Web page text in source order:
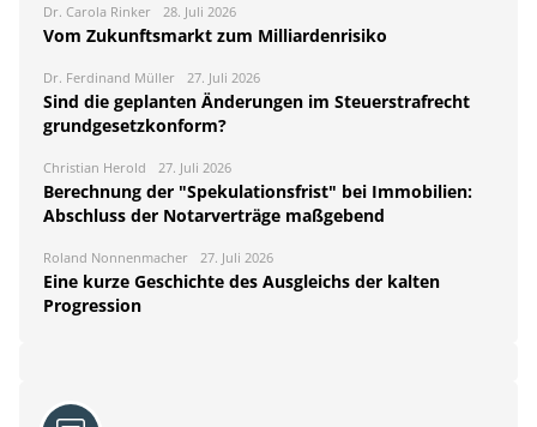
Dr. Carola Rinker 28. Juli 2026
Vom Zukunftsmarkt zum Milliardenrisiko
Dr. Ferdinand Müller 27. Juli 2026
Sind die geplanten Änderungen im Steuerstrafrecht
grundgesetzkonform?
Christian Herold 27. Juli 2026
Berechnung der "Spekulationsfrist" bei Immobilien:
Abschluss der Notarverträge maßgebend
Roland Nonnenmacher 27. Juli 2026
Eine kurze Geschichte des Ausgleichs der kalten
Progression